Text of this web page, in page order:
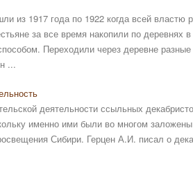
из 1917 года по 1922 когда всей властю
за все время накопили по деревнях
Переходили через деревне разные
...
деятельности ссыльных
именно ими были во многом
Сибири. Герцен А.И. писал о